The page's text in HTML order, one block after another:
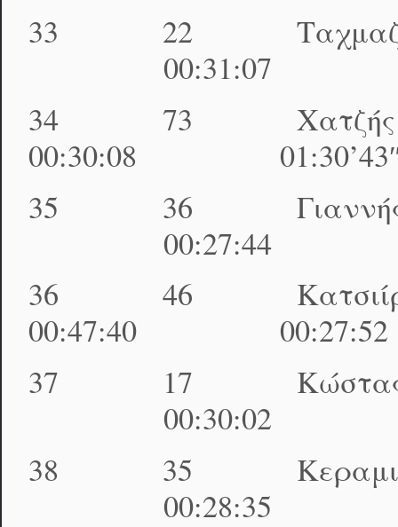
33 22
00:31:07
34 73 Χατζής
00:30:08
35 36 Γιαννής
00:27:44
36 46
00:47:40
37 17 Κώστας
00:30:02
38 35 Κεραμιδά
00:28:35